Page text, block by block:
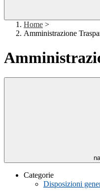
Home >
Amministrazione
Categorie
Disposizioni